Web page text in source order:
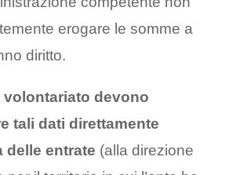
erogare le somme a
diritto.
volontariato devono
tali dati direttamente
delle entrate (alla direzione